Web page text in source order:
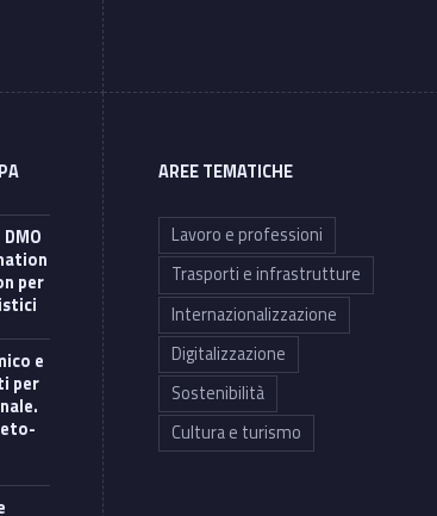
per
per
AREE TEMATICHE
Lavoro e professioni
Trasporti e infrastrutture
Internazionalizzazione
Digitalizzazione
Sostenibilità
Cultura e turismo